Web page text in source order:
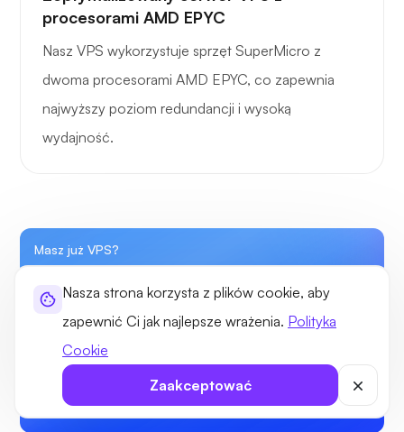
Nasza strona korzysta z plików cookie, aby
zapewnić Ci jak najlepsze wrażenia. Polityka
Cookie
Zaakceptować
procesorami AMD EPYC
Nasz VPS wykorzystuje sprzęt SuperMicro z
dwoma procesorami AMD EPYC, co zapewnia
najwyższy poziom redundancji i wysoką
wydajność.
Masz już VPS?
Darmowa przepustowość VPS!
Wybierz plan
30-dniowa gwarancja zwrotu pieniędzy